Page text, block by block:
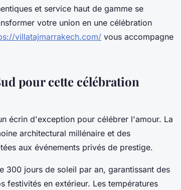
et service haut de gamme se
votre union en une célébration
villatajmarrakech.com/ vous accompagne
pour cette célébration
écrin d'exception pour célébrer l'amour. La
architectural millénaire et des
aux événements privés de prestige.
300 jours de soleil par an, garantissant des
festivités en extérieur. Les températures